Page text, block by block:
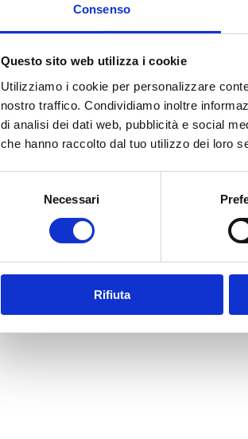
Consenso
Questo sito web utilizza i cookie
Utilizziamo i cookie per personalizzare
nostro traffico. Condividiamo inoltre
di analisi dei dati web, pubblicità e social
che hanno raccolto dal tuo utilizzo dei loro
Necessari
Rifiuta